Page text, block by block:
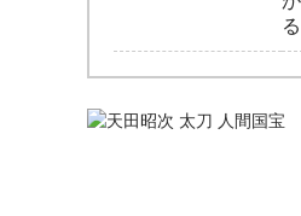
る